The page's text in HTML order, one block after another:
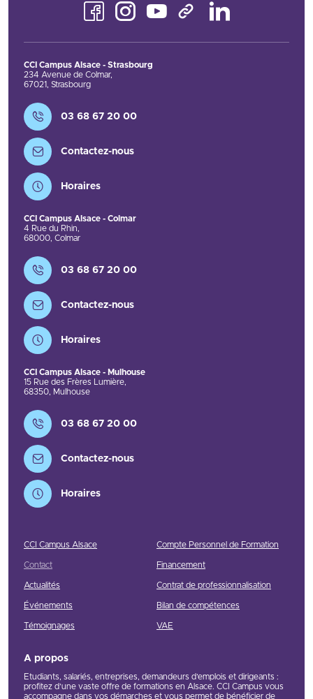
FacebookInstagramYoutube TikTok
CCI Campus Alsace - Strasbourg
234 Avenue de Colmar,
67021, Strasbourg
Contact
03 68 67 20 00
Contactez-nous
Horaires
CCI Campus Alsace - Colmar
4 Rue du Rhin,
68000, Colmar
Contact
03 68 67 20 00
Contactez-nous
Horaires
CCI Campus Alsace - Mulhouse
15 Rue des Frères Lumière,
68350, Mulhouse
Contact
03 68 67 20 00
Contactez-nous
Horaires
CCI Campus Alsace
Contact
Actualités
Événements
Témoignages
Compte Personnel de Formation
Financement
Contrat de professionnalisation
Bilan de compétences
VAE
A propos
Etudiants, salariés, entreprises, demandeurs d’emplois et dirigeants :
profitez d’une vaste offre de formations en Alsace. CCI Campus vous
accompagne dans vos démarches et vous permet de bénéficier de